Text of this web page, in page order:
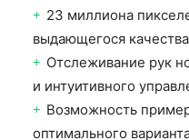
23 миллиона
выдающегося
Отслеживание рук
и интуитивного
Возможность
оптимального